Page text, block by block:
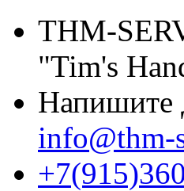
THM-
"Tim's
Напишите
info@thm-